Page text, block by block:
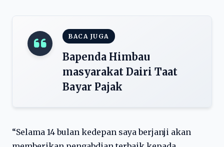
BACA JUGA
Bapenda Himbau
masyarakat Dairi Taat
Bayar Pajak
“Selama 14 bulan kedepan saya berjanji akan